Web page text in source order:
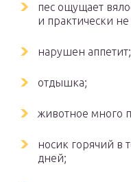
пес ощущает
и практически не
нарушен аппетит;
отдышка;
животное много
носик горячий в
дней;